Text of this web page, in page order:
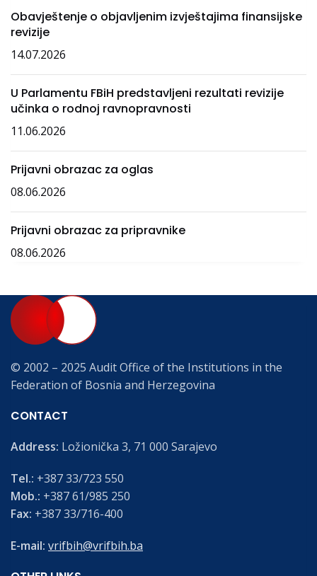
Obavještenje o objavljenim izvještajima finansijske
revizije
14.07.2026
U Parlamentu FBiH predstavljeni rezultati revizije
učinka o rodnoj ravnopravnosti
11.06.2026
Prijavni obrazac za oglas
08.06.2026
Prijavni obrazac za pripravnike
08.06.2026
© 2002 – 2025 Audit Office of the Institutions in the
Federation of Bosnia and Herzegovina
CONTACT
Address: Ložionička 3, 71 000 Sarajevo
Tel.: +387 33/723 550
Mob.: +387 61/985 250
Fax: +387 33/716-400
E-mail: vrifbih@vrifbih.ba